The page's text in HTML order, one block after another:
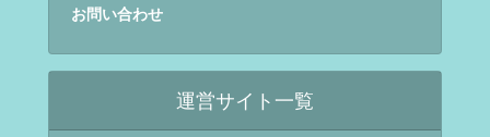
お問い合わせ
運営サイト一覧